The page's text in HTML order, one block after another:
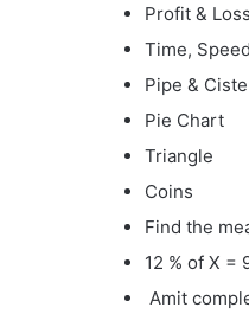
Profit &
Time,
Pipe &
Pie Chart
Triangle
Coins
Find the
12 % of X =
Amit